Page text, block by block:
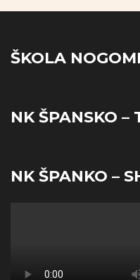
ŠKOLA
NK ŠPANSKO –
NK ŠPANKO –